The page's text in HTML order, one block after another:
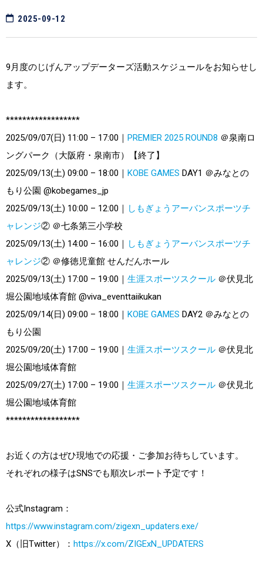
2025-09-12
9月度のじげんアップデーターズ活動スケジュールをお知らせし
ます。
******************
2025/09/07(日) 11:00 – 17:00｜ PREMIER 2025 ROUND8 ＠泉南ロ
ングパーク（大阪府・泉南市）【終了】
2025/09/13(土) 09:00 – 18:00｜ KOBE GAMES DAY1 ＠みなとの
もり公園 @kobegames_jp
2025/09/13(土) 10:00 – 12:00｜ しもぎょうアーバンスポーツチ
ャレンジ② ＠七条第三小学校
2025/09/13(土) 14:00 – 16:00｜ しもぎょうアーバンスポーツチ
ャレンジ② ＠修徳児童館 せんだんホール
2025/09/13(土) 17:00 – 19:00｜ 生涯スポーツスクール ＠伏見北
堀公園地域体育館 @viva_eventtaiikukan
2025/09/14(日) 09:00 – 18:00｜ KOBE GAMES DAY2 ＠みなとの
もり公園
2025/09/20(土) 17:00 – 19:00｜ 生涯スポーツスクール ＠伏見北
堀公園地域体育館
2025/09/27(土) 17:00 – 19:00｜ 生涯スポーツスクール ＠伏見北
堀公園地域体育館
******************
お近くの方はぜひ現地での応援・ご参加お待ちしています。
それぞれの様子はSNSでも順次レポート予定です！
公式Instagram：
https://www.instagram.com/zigexn_updaters.exe/
X（旧Twitter）： https://x.com/ZIGExN_UPDATERS